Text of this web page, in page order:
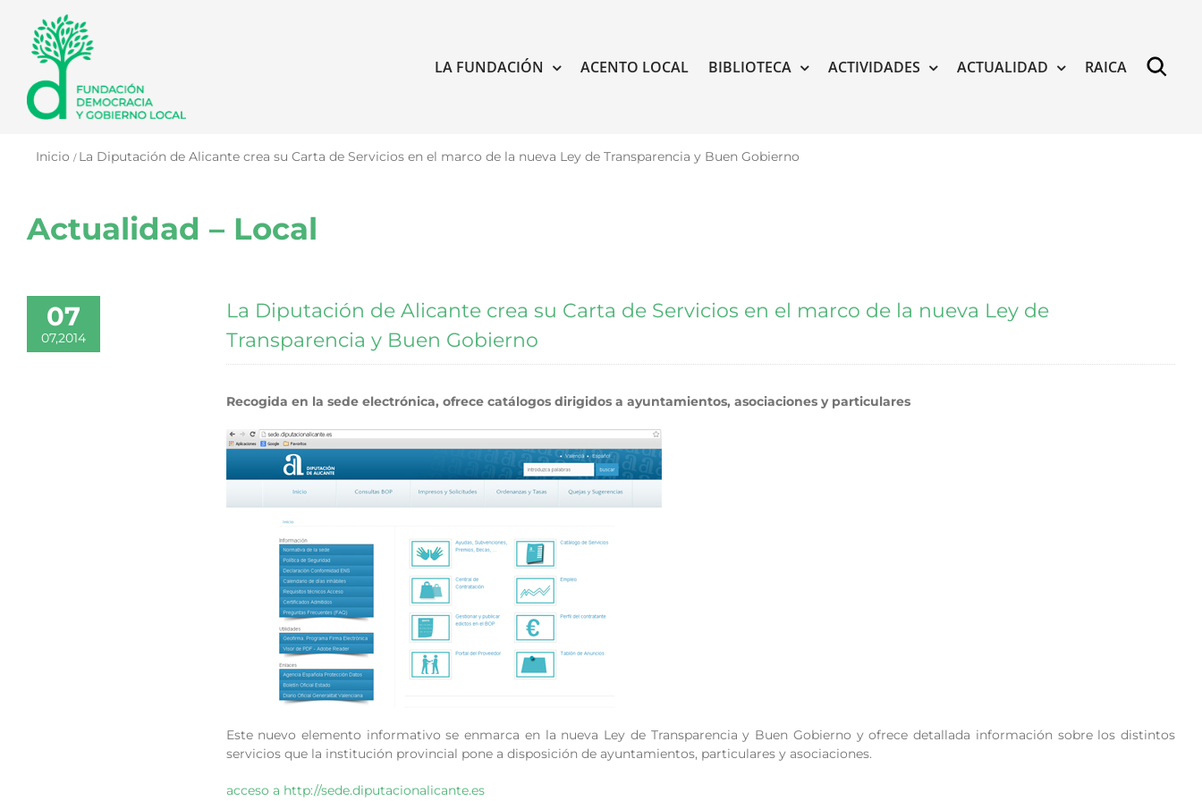
contenido
LA FUNDACIÓN ACENTO LOCAL BIBLIOTECA ACTIVIDADES ACTUALIDAD RAICA
Inicio La Diputación de Alicante crea su Carta de Servicios en el marco de la nueva Ley de Transparencia y Buen Gobierno
Actualidad – Local
07
07,2014
La Diputación de Alicante crea su Carta de Servicios en el marco de la nueva Ley de
Transparencia y Buen Gobierno
Recogida en la sede electrónica, ofrece catálogos dirigidos a ayuntamientos, asociaciones y particulares
Este nuevo elemento informativo se enmarca en la nueva Ley de Transparencia y Buen Gobierno y ofrece detallada información sobre los distintos
servicios que la institución provincial pone a disposición de ayuntamientos, particulares y asociaciones.
acceso a http://sede.diputacionalicante.es